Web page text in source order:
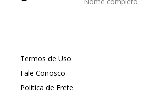
Termos de Uso
Fale Conosco
Política de Frete